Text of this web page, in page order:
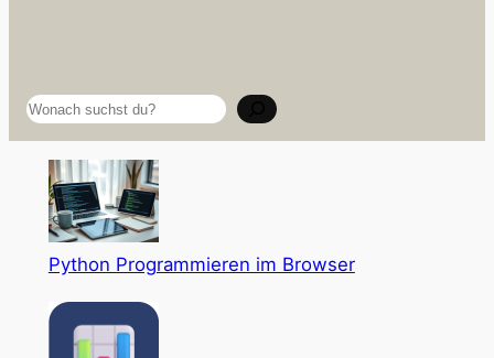
Suchen
Python Programmieren im Browser